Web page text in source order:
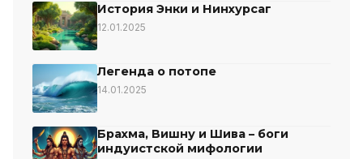
История Энки и Нинхурсаг
12.01.2025
Легенда о потопе
14.01.2025
Брахма, Вишну и Шива – боги
индуистской мифологии